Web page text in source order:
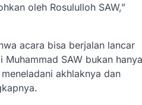
oleh Rosululloh SAW,”
acara bisa berjalan lancar
SAW bukan hanya
akhlaknya dan